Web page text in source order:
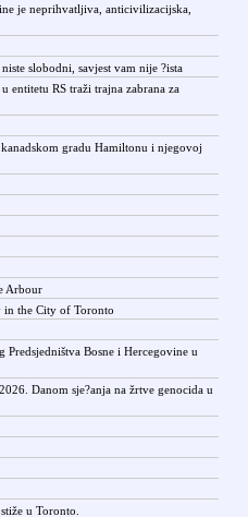
je neprihvatljiva, anticivilizacijska,
slobodni, savjest vam nije ?ista
entitetu RS traži trajna zabrana za
gradu Hamiltonu i njegovoj
Arbour
in the City of Toronto
Predsjedništva Bosne i Hercegovine u
Danom sje?anja na žrtve genocida u
u Toronto.